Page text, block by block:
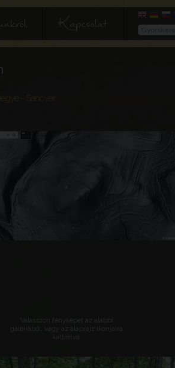
Kapcsolat
- Sáncvár
Válasszon fényképet az alábbi
galériából, vagy az alaprajz ikonjaira
kattintva.